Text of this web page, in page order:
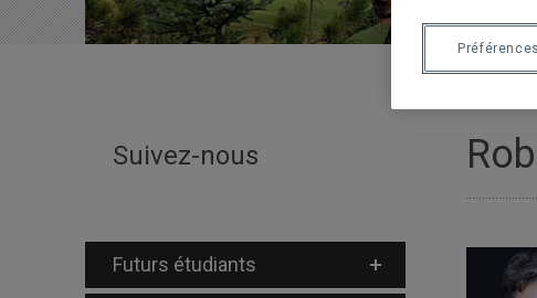
Suivez-nous
Futurs étudiants
Préférences